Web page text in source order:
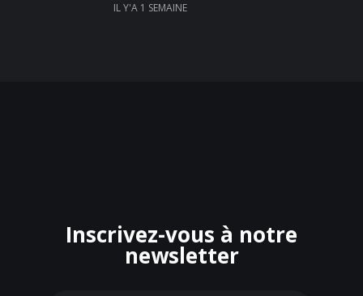
IL Y'A 1 SEMAINE
Inscrivez-vous à notre
newsletter